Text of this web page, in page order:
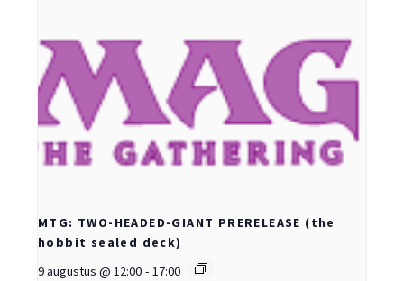
MTG: TWO-HEADED-GIANT PRERELEASE (the
hobbit sealed deck)
9 augustus @ 12:00 - 17:00